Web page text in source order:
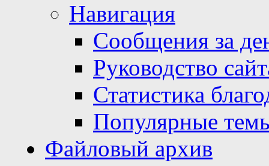
Навигация
Сообщения за
Руководство
Статистика
Популярные
Файловый архив